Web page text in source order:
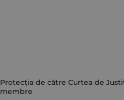
Protecția de către Curtea de
membre